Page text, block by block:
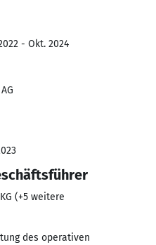
- Okt. 2024
(+5 weitere
des operativen